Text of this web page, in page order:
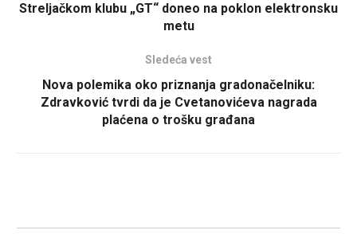
Streljačkom klubu „GT“ doneo na poklon elektronsku
metu
Sledeća vest
Nova polemika oko priznanja gradonačelniku:
Zdravković tvrdi da je Cvetanovićeva nagrada
plaćena o trošku građana